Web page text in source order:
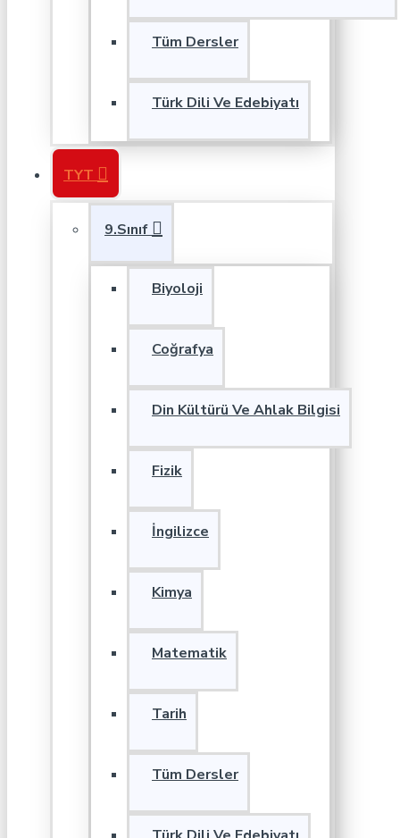
Tüm Dersler
Türk Dili Ve Edebiyatı
TYT
9.Sınıf
Biyoloji
Coğrafya
Din Kültürü Ve Ahlak Bilgisi
Fizik
İngilizce
Kimya
Matematik
Tarih
Tüm Dersler